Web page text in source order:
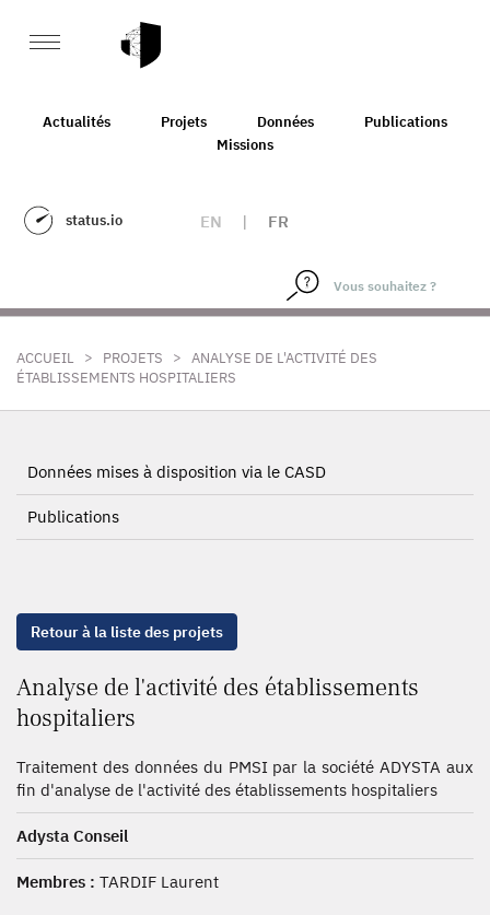
Actualités Projets Données
Publications
Missions
status.io EN | FR
ACCUEIL > PROJETS > ANALYSE DE L'ACTIVITÉ DES
ÉTABLISSEMENTS HOSPITALIERS
Données mises à disposition via le CASD
Publications
Retour à la liste des projets
Analyse de l'activité des établissements
hospitaliers
Traitement des données du PMSI par la société ADYSTA aux
fin d'analyse de l'activité des établissements hospitaliers
Adysta Conseil
Membres : TARDIF Laurent